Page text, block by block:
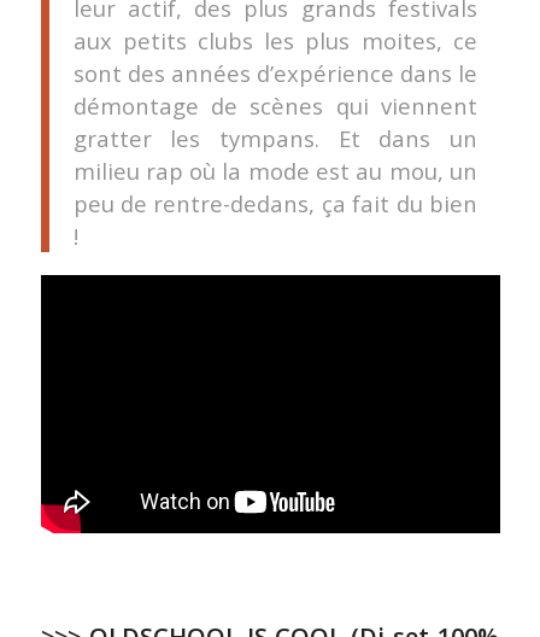
leur actif, des plus grands festivals
aux petits clubs les plus moites, ce
sont des années d’expérience dans le
démontage de scènes qui viennent
gratter les tympans. Et dans un
milieu rap où la mode est au mou, un
peu de rentre-dedans, ça fait du bien
!